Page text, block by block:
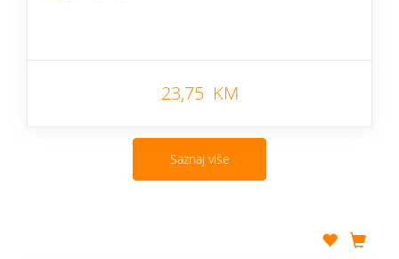
23,75 KM
Saznaj više